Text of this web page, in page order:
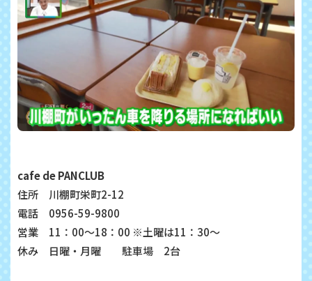
cafe de PANCLUB
住所 川棚町栄町2-12
電話 0956-59-9800
営業 11 ： 00～18 ： 00 ※土曜は11 ： 30～
休み 日曜・月曜 駐車場 2台